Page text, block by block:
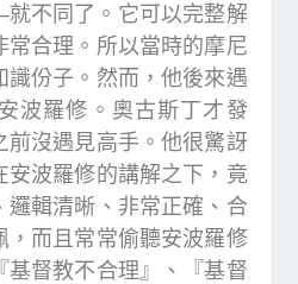
不同了。它可以完整解
常合理。所以當時的摩尼
份子。 然而，他後來遇
波羅修。奧古斯丁才發
前沒遇見高手。他很驚訝
安波羅修的講解之下，竟
邏輯清晰、非常正確、合
，而且常常偷聽安波羅修
基督教不合理』、『基督